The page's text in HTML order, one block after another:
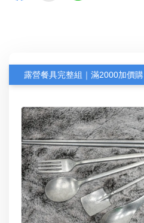
露營餐具完整組｜滿2000加價購